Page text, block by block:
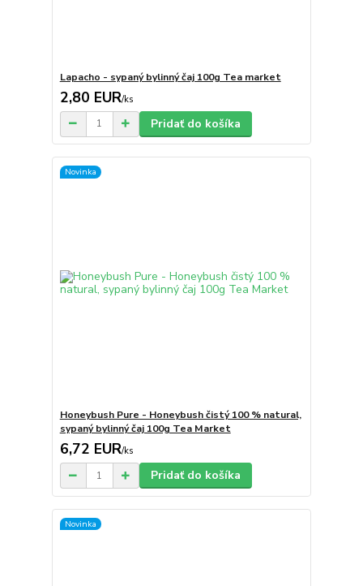
Lapacho - sypaný bylinný čaj 100g Tea market
2,80 EUR/ks
Pridať do košíka
Novinka
Honeybush Pure - Honeybush čistý 100 % natural,
sypaný bylinný čaj 100g Tea Market
6,72 EUR/ks
Pridať do košíka
Novinka